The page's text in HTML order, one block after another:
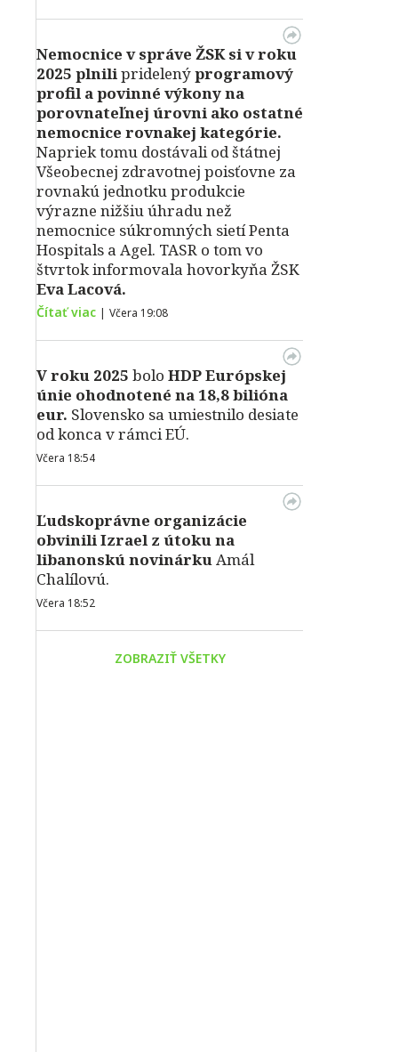
Nemocnice v správe ŽSK si v roku
2025 plnilipridelenýprogramový
profil a povinné výkony na
porovnateľnej úrovni ako ostatné
nemocnice rovnakej kategórie.
Napriek tomu dostávali od štátnej
Všeobecnej zdravotnej poisťovne za
rovnakú jednotku produkcie
výrazne nižšiu úhradu než
nemocnice súkromných sietí Penta
Hospitals a Agel. TASR o tom vo
štvrtok informovala hovorkyňa ŽSK
Eva Lacová.
Čítať viac | Včera 19:08
V roku 2025 bolo HDPEurópskej
únie ohodnotené na 18,8 bilióna
eur. Slovensko sa umiestnilo desiate
od konca v rámci EÚ.
Včera 18:54
Ľudskoprávne organizácie
obvinili Izrael z útoku na
libanonskú novinárkuAmál
Chalílovú.
Včera 18:52
ZOBRAZIŤ VŠETKY